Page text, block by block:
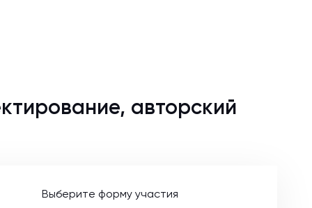
авторский
Выберите форму участия